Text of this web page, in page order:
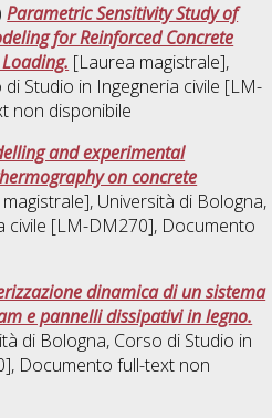
Parametric Sensitivity Study of
for Reinforced Concrete
[Laurea magistrale],
Studio in Ingegneria civile [LM-
non disponibile
and experimental
on concrete
Università di Bologna,
civile [LM-DM270], Documento
dinamica di un sistema
e pannelli dissipativi in legno.
di Bologna, Corso di Studio in
, Documento full-text non